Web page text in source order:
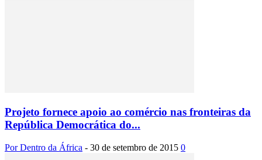
Projeto fornece apoio ao comércio nas fronteiras da
República Democrática do...
Por Dentro da África - 30 de setembro de 2015 0